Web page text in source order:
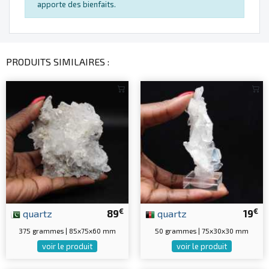
apporte des bienfaits.
PRODUITS SIMILAIRES :
89€
quartz
375 grammes | 85x75x60 mm
voir le produit
19€
quartz
50 grammes | 75x30x30 mm
voir le produit